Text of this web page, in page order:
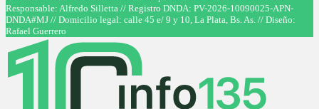
Responsable: Alfredo Silletta // Registro DNDA: PV-2026-10090025-APN-
DNDA#MJ // Domicilio legal: calle 45 e/ 9 y 10, La Plata, Bs. As. // Diseño:
Rafael Guerrero